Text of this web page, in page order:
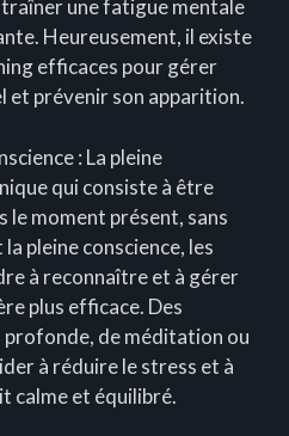
une fatigue mentale
Heureusement, il existe
efficaces pour gérer
et prévenir son apparition.
: La pleine
qui consiste à être
le moment présent, sans
pleine conscience, les
à reconnaître et à gérer
plus efficace. Des
de méditation ou
à réduire le stress et à
calme et équilibré.